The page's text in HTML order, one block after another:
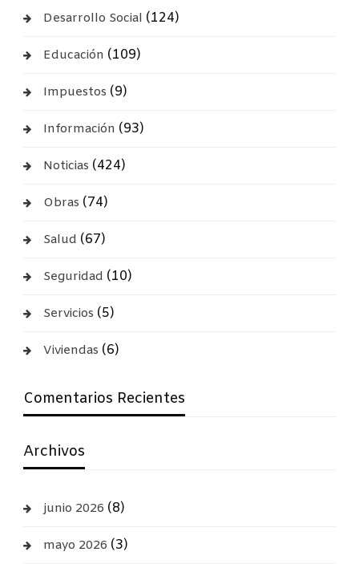
Desarrollo Social (124)
Educación (109)
Impuestos (9)
Información (93)
Noticias (424)
Obras (74)
Salud (67)
Seguridad (10)
Servicios (5)
Viviendas (6)
Comentarios Recientes
Archivos
junio 2026 (8)
mayo 2026 (3)